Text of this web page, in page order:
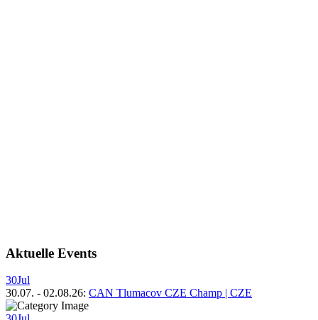
Aktuelle Events
30Jul
30.07. - 02.08.26: CAN Tlumacov CZE Champ | CZE